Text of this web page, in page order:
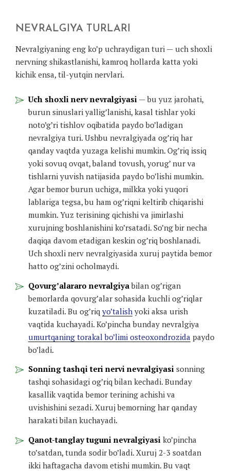
NEVRALGIYA TURLARI
Nevralgiyaning eng ko’p uchraydigan turi — uch shoxli
nervning shikastlanishi, kamroq hollarda katta yoki
kichik ensa, til-yutqin nervlari.
Uch shoxli nerv nevralgiyasi — bu yuz jarohati,
burun sinuslari yallig’lanishi, kasal tishlar yoki
noto’g’ri tishlov oqibatida paydo bo’ladigan
nevralgiya turi. Ushbu nevralgiyada og’riq har
qanday vaqtda yuzaga kelishi mumkin. Og’riq issiq
yoki sovuq ovqat, baland tovush, yorug’ nur va
tishlarni yuvish natijasida paydo bo’lishi mumkin.
Agar bemor burun uchiga, milkka yoki yuqori
lablariga tegsa, bu ham og’riqni keltirib chiqarishi
mumkin. Yuz terisining qichishi va jimirlashi
xurujning boshlanishini ko’rsatadi. So’ng bir necha
daqiqa davom etadigan keskin og’riq boshlanadi.
Uch shoxli nerv nevralgiyasida xuruj paytida bemor
hatto og’zini ocholmaydi.
Qovurg’alararo nevralgiyabilan og’rigan
bemorlarda qovurg’alar sohasida kuchli og’riqlar
kuzatiladi. Bu og’riq yo’talish yoki aksa urish
vaqtida kuchayadi. Ko’pincha bunday nevralgiya
umurtqaning torakal bo’limi osteoxondrozida paydo
bo’ladi.
Sonning tashqi teri nervi nevralgiyasi sonning
tashqi sohasidagi og’riq bilan kechadi. Bunday
kasallik vaqtida bemor terining achishi va
uvishishini sezadi. Xuruj bemorning har qanday
harakati bilan kuchayadi.
Qanot-tanglay tuguni nevralgiyasi ko’pincha
to’satdan, tunda sodir bo’ladi. Xuruj 2-3 soatdan
ikki haftagacha davom etishi mumkin. Bu vaqt